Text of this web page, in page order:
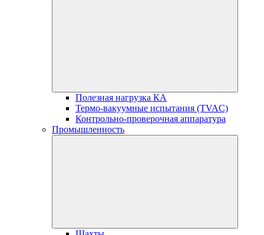
Полезная нагрузка КА
Термо-вакуумные испытания (TVAC)
Контрольно-проверочная аппаратура
Промышленность